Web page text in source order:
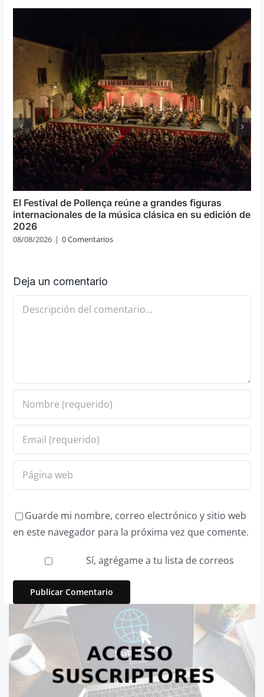
El Festival de Pollença reúne a grandes figuras
internacionales de la música clásica en su edición de
2026
08/08/2026 | 0 Comentarios
Deja un comentario
Comentario
Guarde mi nombre, correo electrónico y sitio web
en este navegador para la próxima vez que comente.
Sí, agrégame a tu lista de correos